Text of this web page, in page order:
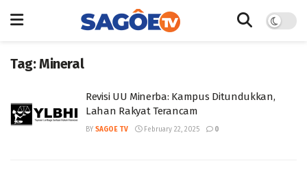
Tag:Mineral
Revisi UU Minerba: Kampus Ditundukkan,
Lahan Rakyat Terancam
BY SAGOE TV February 22, 2025 0